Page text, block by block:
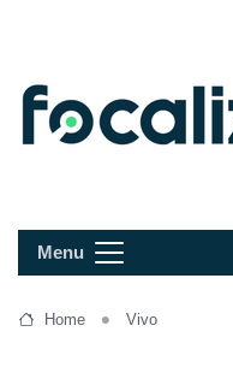
Menu
Home Vivo